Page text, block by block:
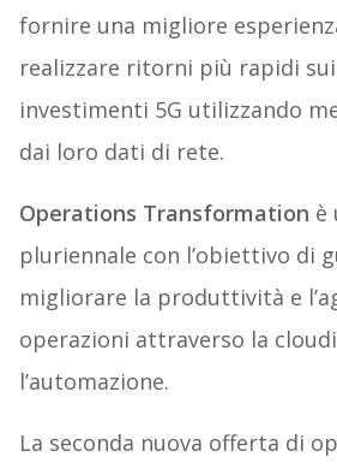
fornire una migliore
realizzare ritorni più rapidi
investimenti 5G utilizzando
dai loro dati di rete.
Operations Transformation è
pluriennale con l’obiettivo di
migliorare la produttività e
operazioni attraverso la
l’automazione.
La seconda nuova offerta di